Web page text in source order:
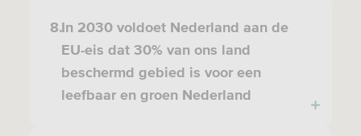
8.In 2030 voldoet Nederland aan de
EU-eis dat 30% van ons land
beschermd gebied is voor een
leefbaar en groen Nederland